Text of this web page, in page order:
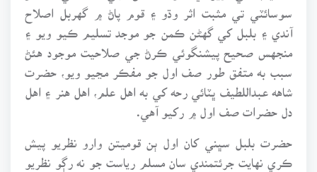
سوسائٽي تي مثبت اثر وڌو ۽ قوم پاڻ ۾ گهربل اصلاح
آندي ۽ بلبل کي گهڻن ڪمن جو موجد تسليم ڪيو ويو ۽
منجهس صحيح پيشنگوئي ڪرڻ جي صلاحيت موجود هئڻ
سبب به متفق طور صف اول جو مفڪر مڃيو ويو، حضرت
شاهه عبداللطيف ڀٽائي رحه کي به اهل علم، اهل هنر ۽ اهل
دل حضرات صف اول ۾ رکيو آهي.
حضرت بلبل سڀني کان اول ٻن قوميتن وارو نظريو پيش
ڪري نهايت جرئتمندي سان مسلم رياست جو نه رڳو نظريو